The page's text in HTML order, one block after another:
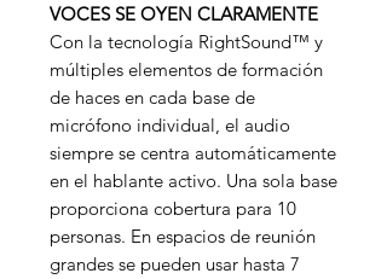
VOCES SE OYEN CLARAMENTE
Con la tecnología RightSound™ y
múltiples elementos de formación
de haces en cada base de
micrófono individual, el audio
siempre se centra automáticamente
en el hablante activo. Una sola base
proporciona cobertura para 10
personas. En espacios de reunión
grandes se pueden usar hasta 7